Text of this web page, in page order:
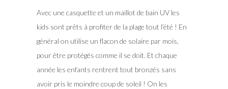
Avec une casquette et un maillot de bain UV les
kids sont prêts à profiter de la plage tout l’été ! En
général on utilise un flacon de solaire par mois,
pour être protégés comme il se doit. Et chaque
année les enfants rentrent tout bronzés sans
avoir pris le moindre coup de soleil ! On les